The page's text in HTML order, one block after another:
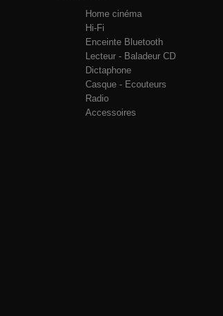
Home cinéma
Hi-Fi
Enceinte Bluetooth
Lecteur - Baladeur CD
Dictaphone
Casque - Ecouteurs
Radio
Accessoires